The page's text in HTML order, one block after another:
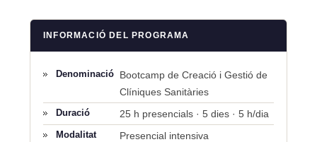
INFORMACIÓ DEL PROGRAMA
Denominació
Bootcamp de Creació i Gestió de
Clíniques Sanitàries
Duració 25 h presencials · 5 dies · 5 h/dia
Modalitat Presencial intensiva